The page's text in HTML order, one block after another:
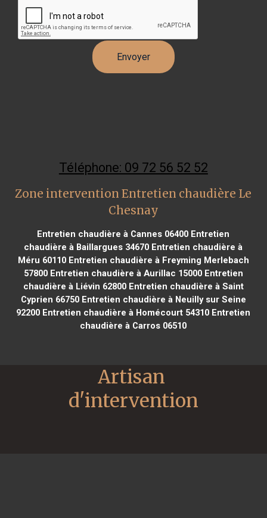
Téléphone: 09 72 56 52 52
Zone intervention Entretien chaudière Le
Chesnay
Entretien chaudière à Cannes 06400 Entretien
chaudière à Baillargues 34670 Entretien chaudière à
Méru 60110Entretien chaudière à Freyming Merlebach
57800Entretien chaudière à Aurillac 15000Entretien
chaudière à Liévin 62800Entretien chaudière à Saint
Cyprien 66750Entretien chaudière à Neuilly sur Seine
92200 Entretien chaudière à Homécourt 54310 Entretien
chaudière à Carros 06510
Artisan
d'intervention